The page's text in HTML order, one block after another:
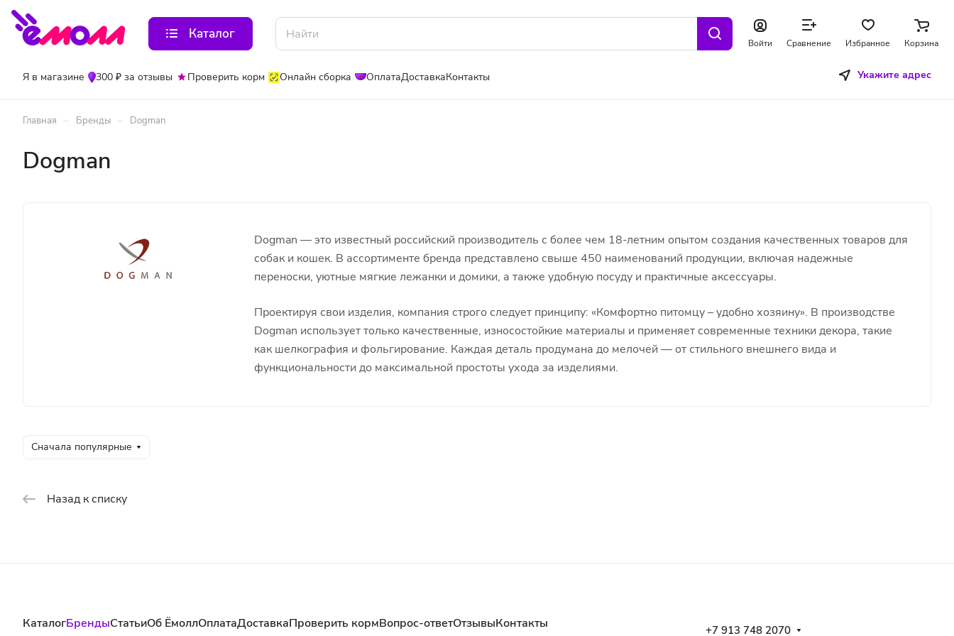
Каталог
Войти Сравнение Избранное Корзина
Я в магазине 300 ₽ за отзывы Проверить корм Онлайн сборка ОплатаДоставкаКонтакты Укажите адрес
Главная – Бренды – Dogman
Dogman
Dogman — это известный российский производитель с более чем 18-летним опытом создания качественных товаров для
собак и кошек. В ассортименте бренда представлено свыше 450 наименований продукции, включая надежные
переноски, уютные мягкие лежанки и домики, а также удобную посуду и практичные аксессуары.
Проектируя свои изделия, компания строго следует принципу: «Комфортно питомцу – удобно хозяину». В производстве
Dogman использует только качественные, износостойкие материалы и применяет современные техники декора, такие
как шелкография и фольгирование. Каждая деталь продумана до мелочей — от стильного внешнего вида и
функциональности до максимальной простоты ухода за изделиями.
Сначала популярные
Назад к списку
КаталогБрендыСтатьиОб ЁмоллОплатаДоставкаПроверить кормВопрос-ответОтзывыКонтакты +7 913 748 2070